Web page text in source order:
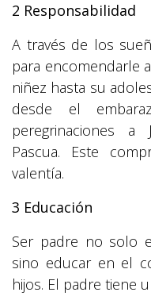
2 Responsabilidad
A través de los
para encomendarle
niñez hasta su
desde el
peregrinaciones
Pascua. Este
valentía.
3 Educación
Ser padre no solo
sino educar en el
hijos. El padre tiene